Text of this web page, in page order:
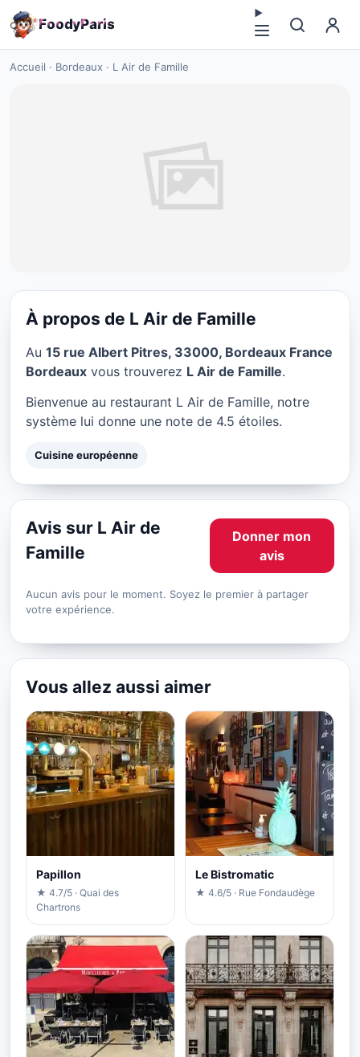
FoodyParis
Accueil · Bordeaux · L Air de Famille
L Air de Famille à Bordeaux
À propos de L Air de Famille
Au 15 rue Albert Pitres, 33000, Bordeaux France
Bordeaux vous trouverez L Air de Famille.
Bienvenue au restaurant L Air de Famille, notre
système lui donne une note de 4.5 étoiles.
Cuisine européenne
Avis sur L Air de
Famille
Donner mon
avis
Aucun avis pour le moment. Soyez le premier à partager
votre expérience.
Vous allez aussi aimer
Papillon
★ 4.7/5 · Quai des
Chartrons
Le Bistromatic
★ 4.6/5 · Rue Fondaudège